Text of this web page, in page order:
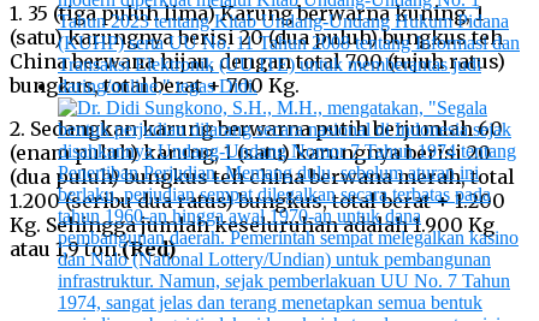
1. 35 (tiga puluh lima) Karung berwarna kuning, 1
(satu) karungnya berisi 20 (dua puluh) bungkus teh
China berwana hijau, dengan total 700 (tujuh ratus)
bungkus, total berat + 700 Kg.
2. Sedangkan karung berwarna putih berjumlah 60
(enam puluh) karung, 1 (satu) karungnya berisi 20
(dua puluh) bungkus teh china berwana merah, total
1.200 (seribu dua ratus) bungkus, total berat + 1.200
Kg. Sehingga jumlah keseluruhan adalah 1.900 Kg
atau 1,9 ton.(Red)